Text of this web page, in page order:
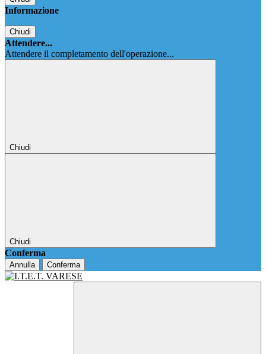
Informazione
Chiudi
Attendere...
Attendere il completamento dell'operazione...
Chiudi
Chiudi
Conferma
Annulla Conferma